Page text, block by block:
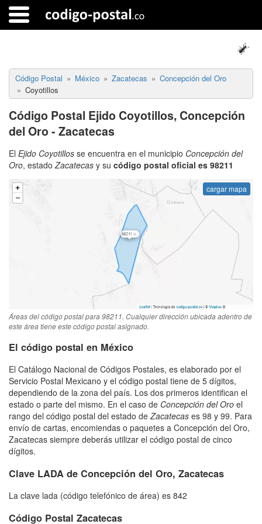
Código Postal México Zacatecas
Concepción del Oro
Coyotillos
Código Postal Ejido Coyotillos, Concepción
del Oro - Zacatecas
El Ejido Coyotillos se encuentra en el municipio Concepción del
Oro, estado Zacatecas y su código postal oficial es 98211
cargar mapa
Áreas del código postal para 98211. Cualquier dirección ubicada adentro de
este área tiene este código postal asignado.
El código postal en México
El Catálogo Nacional de Códigos Postales, es elaborado por el
Servicio Postal Mexicano y el código postal tiene de 5 dígitos,
dependiendo de la zona del país. Los dos primeros identifican el
estado o parte del mismo. En el caso de Concepción del Oro el
rango del código postal del estado deZacatecas es 98 y 99. Para
envío de cartas, encomiendas o paquetes a Concepción del Oro,
Zacatecas siempre deberás utilizar el código postal de cinco
dígitos.
Clave LADA de Concepción del Oro, Zacatecas
La clave lada (código telefónico de área) es 842
Código Postal Zacatecas